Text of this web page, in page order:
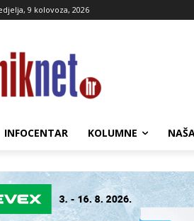
9 kolovoza, 2026
INFOCENTAR KOLUMNE